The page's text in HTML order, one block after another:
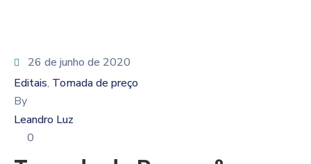
26 de junho de 2020
Editais‚ Tomada de preço
By
Leandro Luz
0